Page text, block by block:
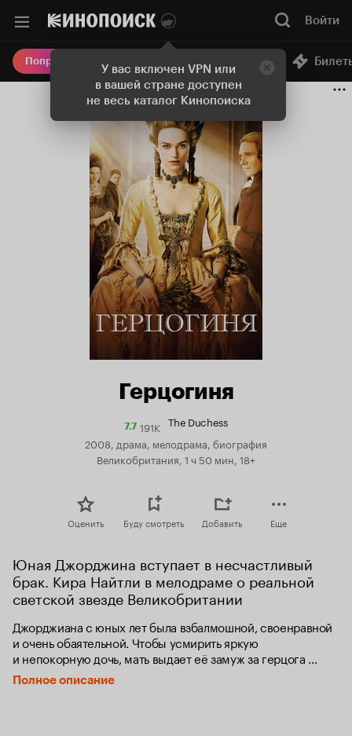
У вас включен VPN или
в вашей стране доступен
не весь каталог Кинопоиска
Войти
Попробовать Плюс Онлайн-кинотеатр
Герцогиня
7.7Рейтинг
7.7
191K The Duchess
2008, драма, мелодрама, биография
Великобритания, 1 ч 50 мин, 18+
Оценить Буду смотреть Добавить Еще
Юная Джорджина вступает в несчастливый
брак. Кира Найтли в мелодраме о реальной
светской звезде Великобритании
Джорджиана с юных лет была взбалмошной, своенравной
и очень обаятельной. Чтобы усмирить яркую
и непокорную дочь, мать выдает её замуж за герцога
графства Девоншир. Однако он холоден к юной и пылкой
девушке, и Джорджиана решает найти счастье в другом:
Полное описание